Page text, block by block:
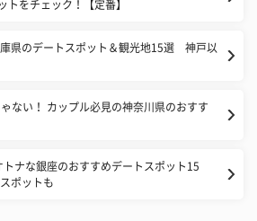
トをチェック！【定番】
県のデートスポット＆観光地15選 神戸以
ない！ カップル必見の神奈川県のおすす
トナな銀座のおすすめデートスポット15
ポットも